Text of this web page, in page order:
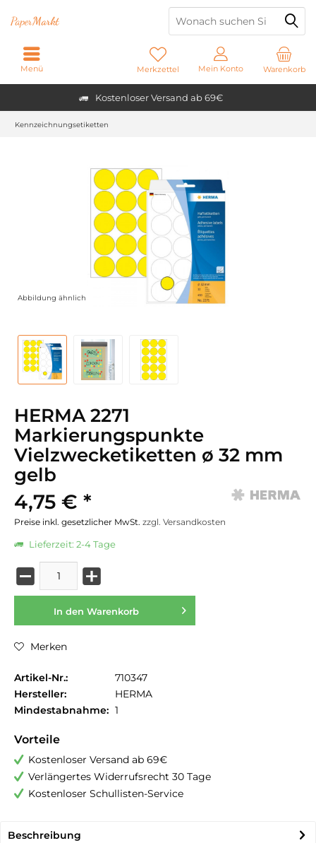
Kostenloser Versand ab 69€
PaperMarkt
Warenkorb
Merkzettel Mein Konto
Menü
Kennzeichnungsetiketten
Abbildung ähnlich
HERMA 2271
Markierungspunkte
Vielzwecketiketten ø 32 mm
gelb
4,75 € *
Preise inkl. gesetzlicher MwSt. zzgl. Versandkosten
Lieferzeit: 2-4 Tage
In den Warenkorb
Merken
Artikel-Nr.:
710347
Hersteller:
HERMA
Mindestabnahme: 1
Vorteile
Kostenloser Versand ab 69€
Verlängertes Widerrufsrecht 30 Tage
Kostenloser Schullisten-Service
Beschreibung